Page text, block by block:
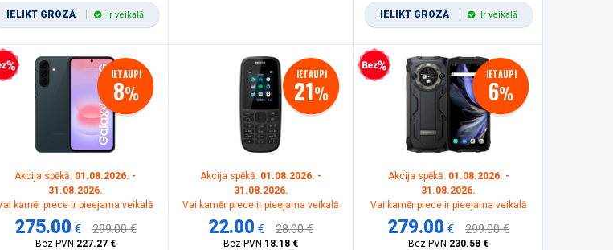
IELIKT GROZĀ Ir veikalā IELIKT GROZĀ Ir veikalā
kredīts IETAUPI
8%
Akcija spēkā: 01.08.2026. -
31.08.2026.
kamēr prece ir pieejama veikalā
275.00 € 299.00 €
Bez PVN 227.27 €
IETAUPI
21%
Akcija spēkā: 01.08.2026. -
31.08.2026.
Vai kamēr prece ir pieejama veikalā
22.00 € 28.00 €
Bez PVN 18.18 €
Bezprocentu kredīts IETAUPI
6%
Akcija spēkā: 01.08.2026. -
31.08.2026.
Vai kamēr prece ir pieejama veikalā
279.00 € 299.00 €
Bez PVN 230.58 €